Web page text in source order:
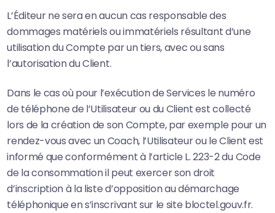
L’Éditeur ne sera en aucun cas responsable des
dommages matériels ou immatériels résultant d’une
utilisation du Compte par un tiers, avec ou sans
l’autorisation du Client.
Dans le cas où pour l’exécution de Services le numéro
de téléphone de l’Utilisateur ou du Client est collecté
lors de la création de son Compte, par exemple pour un
rendez-vous avec un Coach, l’Utilisateur ou le Client est
informé que conformément à l’article L. 223-2 du Code
de la consommation il peut exercer son droit
d’inscription à la liste d’opposition au démarchage
téléphonique en s’inscrivant sur le site bloctel.gouv.fr.